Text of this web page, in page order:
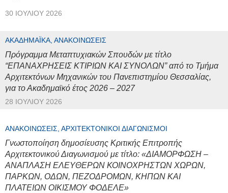
30 ΙΟΥΛΊΟΥ 2026
ΑΚΑΔΗΜΑΪΚΆ, ΑΝΑΚΟΙΝΏΣΕΙΣ
Πρόγραμμα Μεταπτυχιακών Σπουδών με τίτλο
“ΕΠΑΝΑΧΡΗΣΕΙΣ ΚΤΙΡΙΩΝ ΚΑΙ ΣΥΝΟΛΩΝ” από το Τμήμα
Αρχιτεκτόνων Μηχανικών του Πανεπιστημίου Θεσσαλίας,
για το Ακαδημαϊκό έτος 2026 – 2027
28 ΙΟΥΛΊΟΥ 2026
ΑΝΑΚΟΙΝΏΣΕΙΣ, ΑΡΧΙΤΕΚΤΟΝΙΚΟΊ ΔΙΑΓΩΝΙΣΜΟΊ
Γνωστοποίηση δημοσίευσης Κριτικής Επιτροπής
Αρχιτεκτονικού Διαγωνισμού με τίτλο: «ΔΙΑΜΟΡΦΩΣΗ –
ΑΝΑΠΛΑΣΗ ΕΛΕΥΘΕΡΩΝ ΚΟΙΝΟΧΡΗΣΤΩΝ ΧΩΡΩΝ,
ΠΑΡΚΩΝ, ΟΔΩΝ, ΠΕΖΟΔΡΟΜΩΝ, ΚΗΠΩΝ ΚΑΙ
ΠΛΑΤΕΙΩΝ ΟΙΚΙΣΜΟΥ ΦΟΔΕΛΕ»